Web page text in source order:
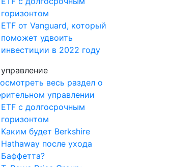
горизонтом
ETF от Vanguard, который
поможет удвоить
инвестиции в 2022 году
ETF с долгосрочным
горизонтом
Каким будет Berkshire
Hathaway после ухода
Баффетта?